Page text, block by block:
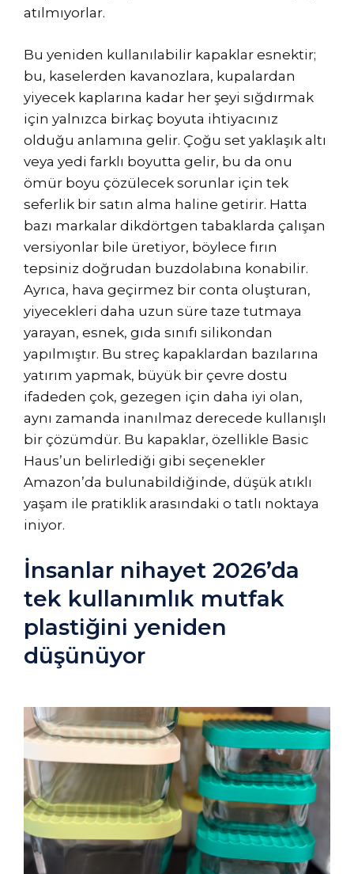
atılmıyorlar.
Bu yeniden kullanılabilir kapaklar esnektir;
bu, kaselerden kavanozlara, kupalardan
yiyecek kaplarına kadar her şeyi sığdırmak
için yalnızca birkaç boyuta ihtiyacınız
olduğu anlamına gelir. Çoğu set yaklaşık altı
veya yedi farklı boyutta gelir, bu da onu
ömür boyu çözülecek sorunlar için tek
seferlik bir satın alma haline getirir. Hatta
bazı markalar dikdörtgen tabaklarda çalışan
versiyonlar bile üretiyor, böylece fırın
tepsiniz doğrudan buzdolabına konabilir.
Ayrıca, hava geçirmez bir conta oluşturan,
yiyecekleri daha uzun süre taze tutmaya
yarayan, esnek, gıda sınıfı silikondan
yapılmıştır. Bu streç kapaklardan bazılarına
yatırım yapmak, büyük bir çevre dostu
ifadeden çok, gezegen için daha iyi olan,
aynı zamanda inanılmaz derecede kullanışlı
bir çözümdür. Bu kapaklar, özellikle Basic
Haus’un belirlediği gibi seçenekler
Amazon’da bulunabildiğinde, düşük atıklı
yaşam ile pratiklik arasındaki o tatlı noktaya
iniyor.
İnsanlar nihayet 2026’da
tek kullanımlık mutfak
plastiğini yeniden
düşünüyor